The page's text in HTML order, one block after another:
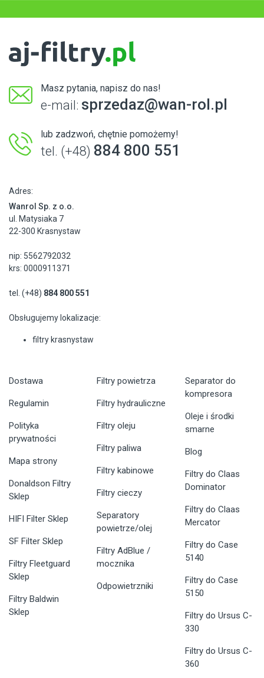
Masz pytania, napisz do nas!
e-mail: sprzedaz@wan-rol.pl
lub zadzwoń, chętnie pomożemy!
tel. (+48) 884 800 551
Adres:
Wanrol Sp. z o.o.
ul. Matysiaka 7
22-300 Krasnystaw
nip: 5562792032
krs: 0000911371
tel. (+48) 884 800 551
Obsługujemy lokalizacje:
filtry krasnystaw
Dostawa
Regulamin
Polityka
prywatności
Mapa strony
Donaldson Filtry
Sklep
HIFI Filter Sklep
SF Filter Sklep
Filtry Fleetguard
Sklep
Filtry Baldwin
Sklep
Filtry powietrza
Filtry hydrauliczne
Filtry oleju
Filtry paliwa
Filtry kabinowe
Filtry cieczy
Separatory
powietrze/olej
Filtry AdBlue /
mocznika
Odpowietrzniki
Separator do
kompresora
Oleje i środki
smarne
Blog
Filtry do Claas
Dominator
Filtry do Claas
Mercator
Filtry do Case
5140
Filtry do Case
5150
Filtry do Ursus C-
330
Filtry do Ursus C-
360